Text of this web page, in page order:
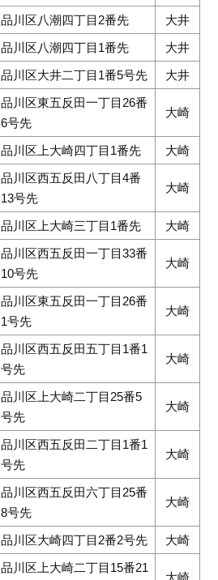
品川区八潮四丁目2番先
大井
品川区八潮四丁目1番先
大井
品川区大井二丁目1番5号先 大井
品川区東五反田一丁目26番
6号先
大崎
品川区上大崎四丁目1番先 大崎
品川区西五反田八丁目4番
13号先
大崎
品川区上大崎三丁目1番先 大崎
品川区西五反田一丁目33番
10号先
大崎
品川区東五反田一丁目26番
1号先
大崎
品川区西五反田五丁目1番1
号先
大崎
品川区上大崎二丁目25番5
号先
大崎
品川区西五反田二丁目1番1
号先
大崎
品川区西五反田六丁目25番
8号先
大崎
品川区大崎四丁目2番2号先 大崎
品川区上大崎二丁目15番21
大崎